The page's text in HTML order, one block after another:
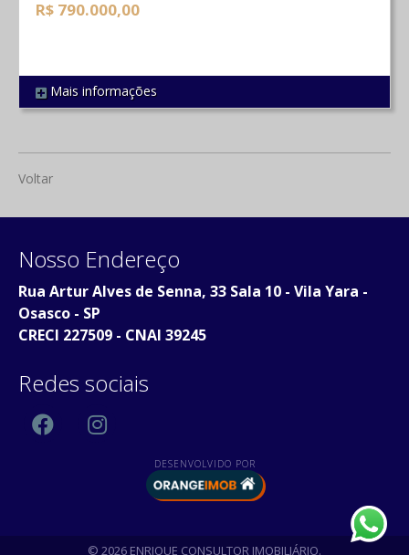
REF 4
R$ 790.000,00
Mais informações
Voltar
Nosso Endereço
Rua Artur Alves de Senna, 33 Sala 10 - Vila Yara -
Osasco - SP
CRECI 227509 - CNAI 39245
Redes sociais
DESENVOLVIDO POR
© 2026 ENRIQUE CONSULTOR IMOBILIÁRIO.